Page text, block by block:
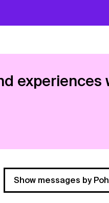
experiences
Show messages by